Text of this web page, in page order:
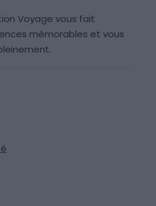
Voyage vous fait
mémorables et vous